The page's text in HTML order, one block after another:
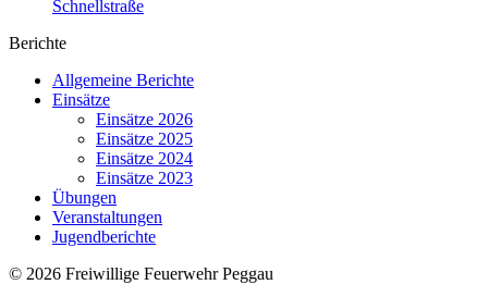
Schnellstraße
Berichte
Allgemeine Berichte
Einsätze
Einsätze 2026
Einsätze 2025
Einsätze 2024
Einsätze 2023
Übungen
Veranstaltungen
Jugendberichte
© 2026 Freiwillige Feuerwehr Peggau